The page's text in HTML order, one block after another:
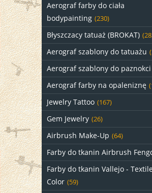
Aerograf farby do ciała
bodypainting (230)
Błyszczacy tatuaż (BROKAT)
Aerograf szablony do tatuażu
Aerograf szablony do paznokci
Aerograf farby na opaleniznę
Jewelry Tattoo (167)
Gem Jewelry (26)
Airbrush Make-Up (64)
Farby do tkanin Airbrush
Farby do tkanin Vallejo - Textile
Color (59)